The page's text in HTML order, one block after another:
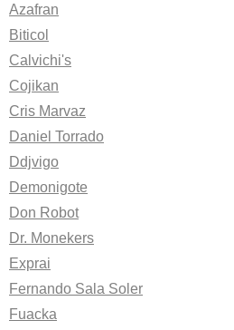
Azafran
Biticol
Calvichi's
Cojikan
Cris Marvaz
Daniel Torrado
Ddjvigo
Demonigote
Don Robot
Dr. Monekers
Exprai
Fernando Sala Soler
Fuacka